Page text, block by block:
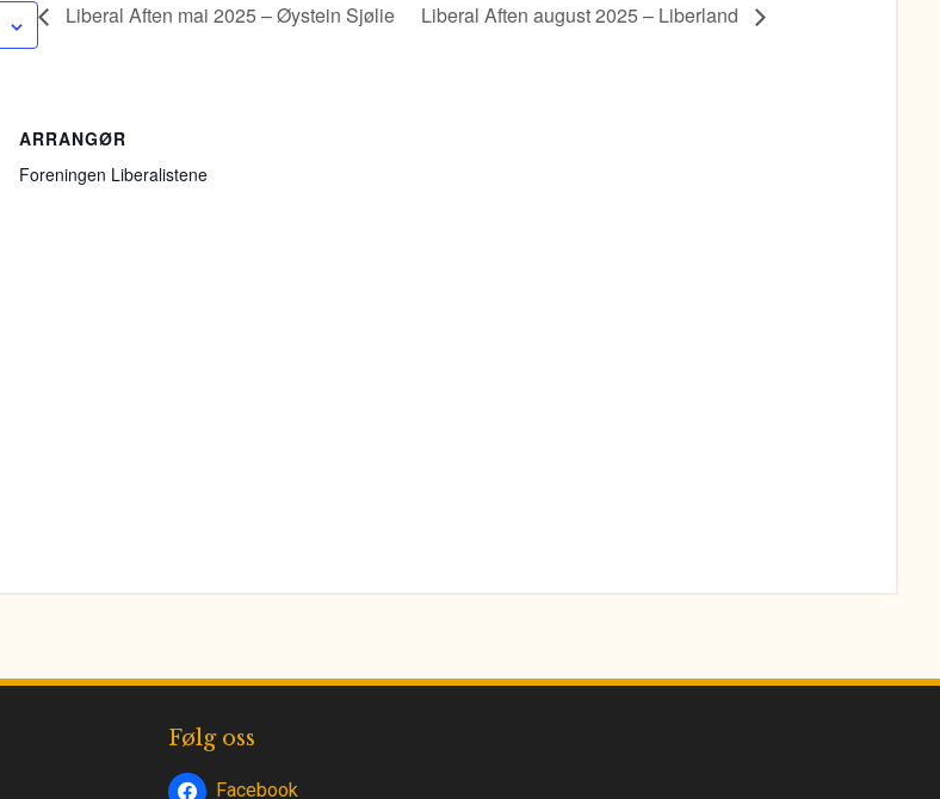
ARRANGØR
Foreningen Liberalistene
Liberal Aften mai 2025 – Øystein Sjølie Liberal Aften august 2025 – Liberland
Følg oss
Facebook